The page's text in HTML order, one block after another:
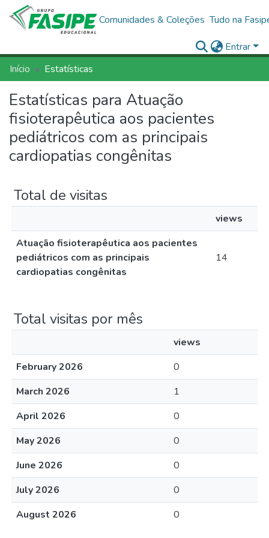
Comunidades & Coleções Tudo na
Entrar
Início
Estatísticas
Estatísticas para Atuação
fisioterapêutica aos pacientes
pediátricos com as principais
cardiopatias congênitas
Total de visitas
views
Atuação fisioterapêutica aos pacientes
pediátricos com as principais
cardiopatias congênitas
14
Total visitas por mês
views
February 2026
0
March 2026
1
April 2026
0
May 2026
0
June 2026
0
July 2026
0
August 2026
0